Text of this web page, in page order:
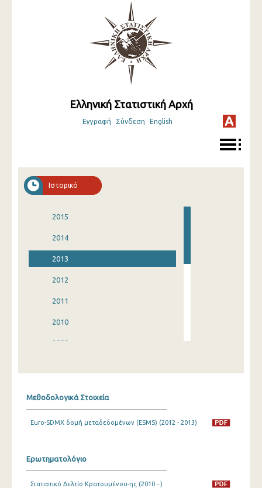
Ελληνική Στατιστική Αρχή
Εγγραφή Σύνδεση English
Ιστορικό
2015
2014
2013
2012
2011
2010
2009
2005
2000
Μεθοδολογικά Στοιχεία
Euro-SDMX δομή μεταδεδομένων (ESMS) (2012 - 2013)
Ερωτηματολόγιο
Στατιστικό Δελτίο Κρατουμένου-ης (2010 - )